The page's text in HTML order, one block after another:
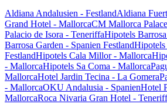
Aldiana Andalusien - FestlandAldiana
Grand Hotel - MallorcaCM Mallorca
Palacio de Isora - TeneriffaHipotels
Barrosa Garden - Spanien FestlandHipotels
FestlandHipotels Cala Millor - Mallorca
- MallorcaHipotels Sa Coma - Mallorca
MallorcaHotel Jardin Tecina - La Gomera
- MallorcaOKU Andalusia - SpanienHotel
MallorcaRoca Nivaria Gran Hotel -